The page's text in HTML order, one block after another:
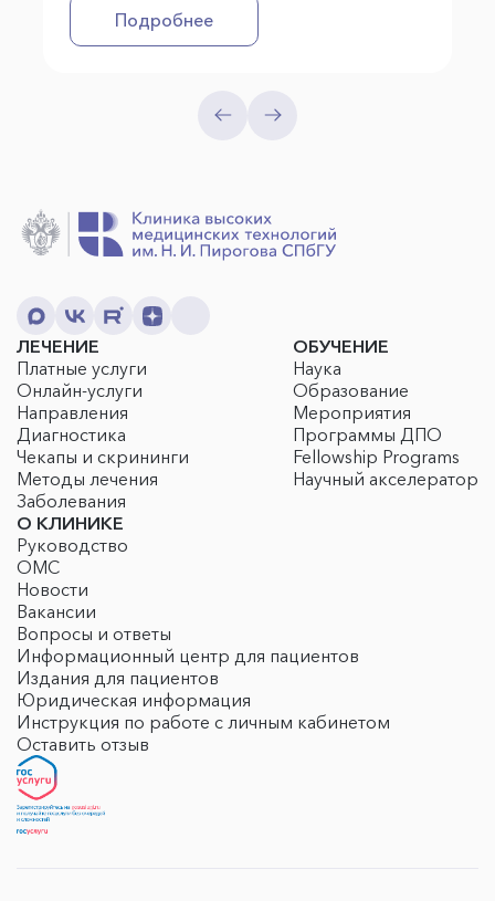
Подробнее
ЛЕЧЕНИЕ
Платные услуги
Онлайн-услуги
Направления
Диагностика
Чекапы и скрининги
Методы лечения
Заболевания
ОБУЧЕНИЕ
Наука
Образование
Мероприятия
Программы ДПО
Fellowship Programs
Научный акселератор
О КЛИНИКЕ
Руководство
ОМС
Новости
Вакансии
Вопросы и ответы
Информационный центр для пациентов
Издания для пациентов
Юридическая информация
Инструкция по работе с личным кабинетом
Оставить отзыв